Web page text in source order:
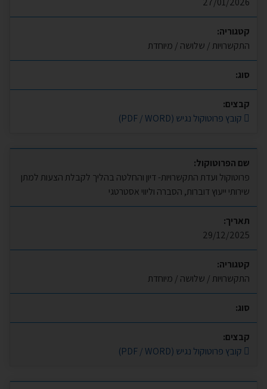
קטגוריה:
התקשרויות / שלושה / מיוחדת
סוג:
קבצים:
קובץ פרוטוקול נגיש (PDF / WORD)
שם הפרוטוקול:
פרוטוקול ועדת התקשרויות- דיון והחלטה בהליך לקבלת הצעות למתן
שירותי ייעוץ דוברות, הסברה וליווי אסטרטגי
תאריך:
29/12/2025
קטגוריה:
התקשרויות / שלושה / מיוחדת
סוג:
קבצים:
קובץ פרוטוקול נגיש (PDF / WORD)